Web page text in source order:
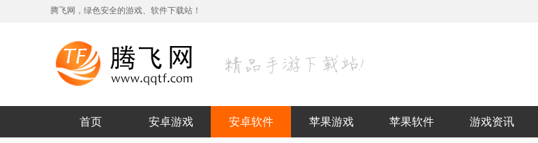
腾飞网，绿色安全的游戏、软件下载站！
首页 安卓游戏 安卓软件 苹果游戏 苹果软件 游戏资讯